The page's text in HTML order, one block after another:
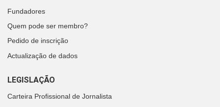
Fundadores
Quem pode ser membro?
Pedido de inscrição
Actualização de dados
LEGISLAÇÃO
Carteira Profissional de Jornalista